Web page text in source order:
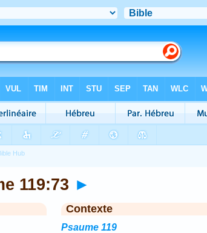
119:73 ►
Contexte
Psaume 119